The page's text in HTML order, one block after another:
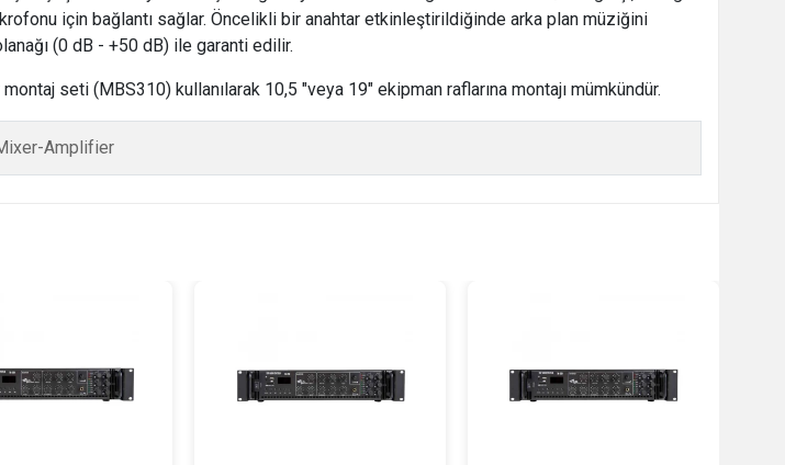
için bağlantı sağlar. Öncelikli bir anahtar etkinleştirildiğinde arka plan müziğini
(0 dB - +50 dB) ile garanti edilir.
seti (MBS310) kullanılarak 10,5 "veya 19" ekipman raflarına montajı mümkündür.
Amplifier